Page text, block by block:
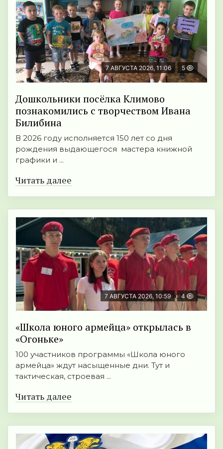
7 АВГУСТА 2026, 11:06 5
Дошкольники посёлка Климово
познакомились с творчеством Ивана
Билибина
В 2026 году исполняется 150 лет со дня
рождения выдающегося мастера книжной
графики и ...
Читать далее
7 АВГУСТА 2026, 10:59 4
«Школа юного армейца» открылась в
«Огоньке»
100 участников программы «Школа юного
армейца» ждут насыщенные дни. Тут и
тактическая, строевая ...
Читать далее